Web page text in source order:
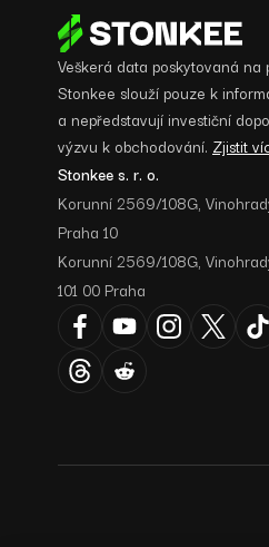
Veškerá data poskytovaná na
Stonkee slouží pouze k
a nepředstavují investiční
výzvu k obchodování. Zjistit
Stonkee s. r. o.
Korunní 2569/108G,
Praha 10
Korunní 2569/108G,
101 00 Praha